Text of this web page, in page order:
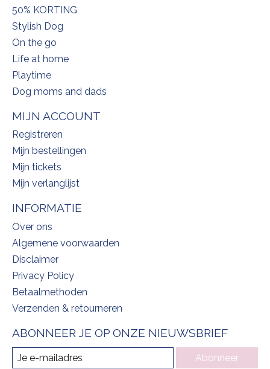
50% KORTING
Stylish Dog
On the go
Life at home
Playtime
Dog moms and dads
MIJN ACCOUNT
Registreren
Mijn bestellingen
Mijn tickets
Mijn verlanglijst
INFORMATIE
Over ons
Algemene voorwaarden
Disclaimer
Privacy Policy
Betaalmethoden
Verzenden & retourneren
ABONNEER JE OP ONZE NIEUWSBRIEF
Abonneer